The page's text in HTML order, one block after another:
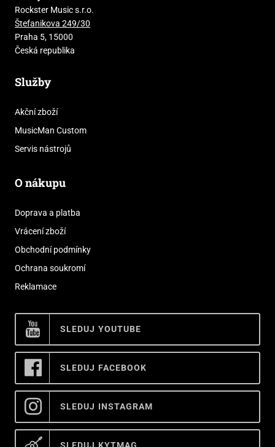
Rockster Music s.r.o.
Štefanikova 249/30
Praha 5, 15000
Česká republika
Služby
Akční zboží
MusicMan Custom
Servis nástrojů
O nákupu
Doprava a platba
Vrácení zboží
Obchodní podmínky
Ochrana soukromí
Reklamace
SLEDUJ YOUTUBE
SLEDUJ FACEBOOK
SLEDUJ INSTAGRAM